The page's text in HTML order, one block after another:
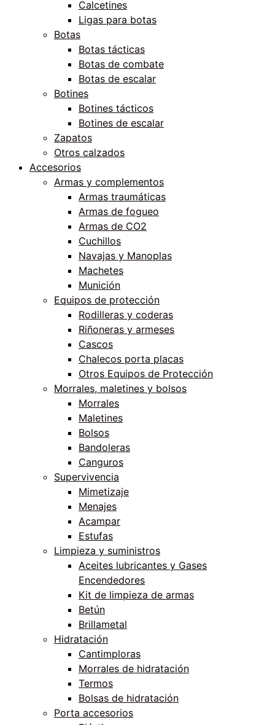
Calcetines
Ligas para botas
Botas
Botas tácticas
Botas de combate
Botas de escalar
Botines
Botines tácticos
Botines de escalar
Zapatos
Otros calzados
Accesorios
Armas y complementos
Armas traumáticas
Armas de fogueo
Armas de CO2
Cuchillos
Navajas y Manoplas
Machetes
Munición
Equipos de protección
Rodilleras y coderas
Riñoneras y armeses
Cascos
Chalecos porta placas
Otros Equipos de Protección
Morrales, maletines y bolsos
Morrales
Maletines
Bolsos
Bandoleras
Canguros
Supervivencia
Mimetizaje
Menajes
Acampar
Estufas
Limpieza y suministros
Aceites lubricantes y Gases
Encendedores
Kit de limpieza de armas
Betún
Brillametal
Hidratación
Cantimploras
Morrales de hidratación
Termos
Bolsas de hidratación
Porta accesorios